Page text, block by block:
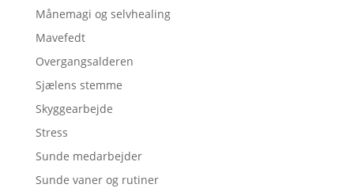
Månemagi og selvhealing
Mavefedt
Overgangsalderen
Sjælens stemme
Skyggearbejde
Stress
Sunde medarbejder
Sunde vaner og rutiner